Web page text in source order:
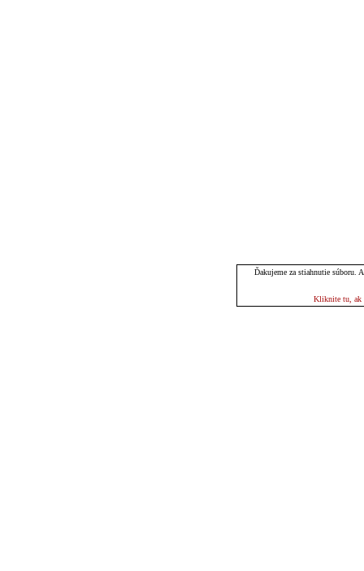
Ďakujeme za stiahnutie súboru.
Kliknite tu, ak